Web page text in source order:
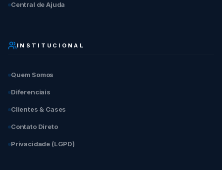
Central de Ajuda
INSTITUCIONAL
Quem Somos
Diferenciais
Clientes & Cases
Contato Direto
Privacidade (LGPD)